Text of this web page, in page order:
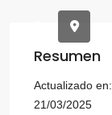
Resumen
Actualizado en:
21/03/2025